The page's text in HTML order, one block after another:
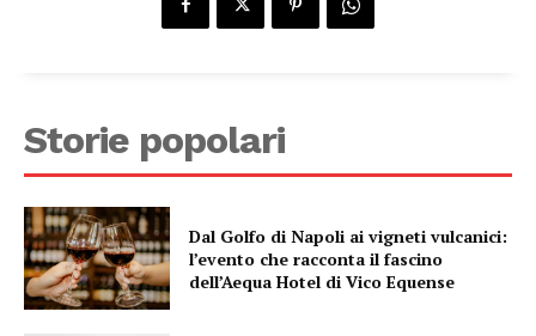
Storie popolari
Dal Golfo di Napoli ai vigneti vulcanici:
l’evento che racconta il fascino
dell’Aequa Hotel di Vico Equense